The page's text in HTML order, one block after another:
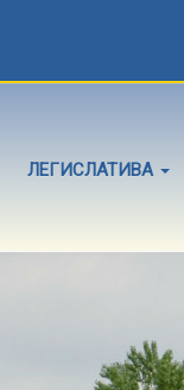
ЛЕГИСЛАТИВА